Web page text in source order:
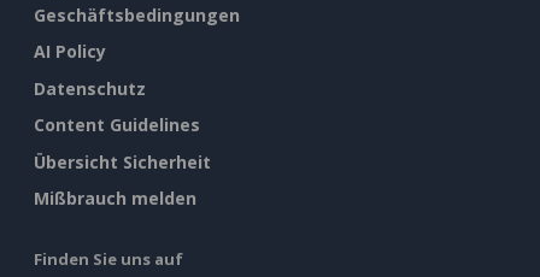
Geschäftsbedingungen
AI Policy
Datenschutz
Content Guidelines
Übersicht Sicherheit
Mißbrauch melden
Finden Sie uns auf